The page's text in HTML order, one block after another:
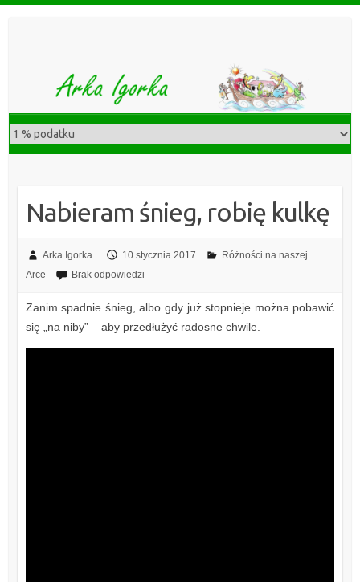
Nabieram śnieg, robię kulkę
Arka Igorka 10 stycznia 2017
Różności na naszej
Arce
Brak odpowiedzi
Zanim spadnie śnieg, albo gdy już stopnieje można pobawić
się „na niby” – aby przedłużyć radosne chwile.